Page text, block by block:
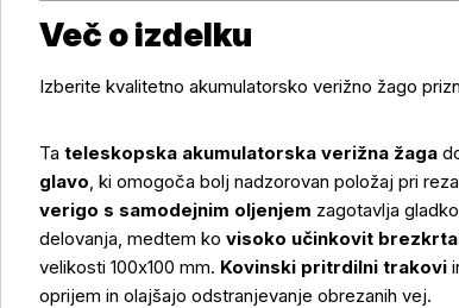
Več o izdelku
Izberite kvalitetno akumulatorsko verižno žago
Ta teleskopska akumulatorska verižna žaga
glavo, ki omogoča bolj nadzorovan položaj pri
verigo s samodejnim oljenjem zagotavlja
delovanja, medtem ko visoko učinkovit
velikosti 100x100 mm. Kovinski pritrdilni trakovi
oprijem in olajšajo odstranjevanje obrezanih vej.